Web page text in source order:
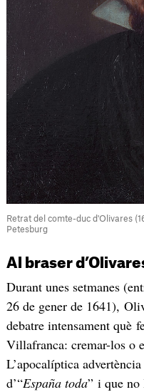
Retrat del comte-duc d'Olivares
Petesburg
Al braser
Durant unes setmanes
26 de gener de 1641),
debatre intensament què
Villafranca: cremar-los o
L’apocalíptica
d’“España toda” i que no